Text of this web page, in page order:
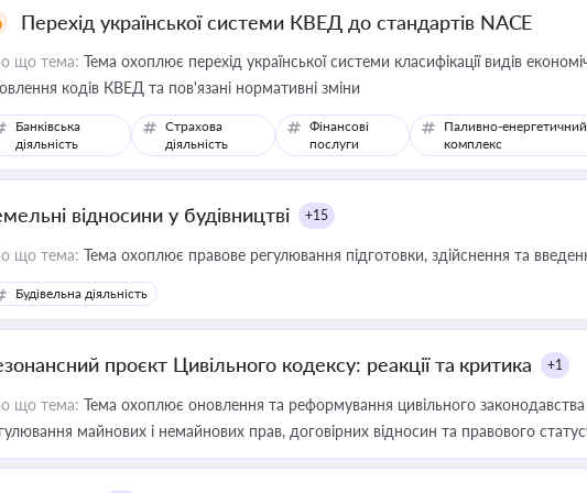
Перехід української системи КВЕД до стандартів NACE
що тема: Тема охоплює перехід української системи класифікації видів
кодів КВЕД та пов'язані нормативні зміни
Банківська
діяльність
Страхова
діяльність
Фінансові
послуги
Паливно-енергетичний
комплекс
відносини у будівництві +15
що тема: Тема охоплює правове регулювання підготовки, здійснення та
Будівельна діяльність
проєкт Цивільного кодексу: реакції та критика +1
що тема: Тема охоплює оновлення та реформування цивільного
майнових і немайнових прав, договірних відносин та правового